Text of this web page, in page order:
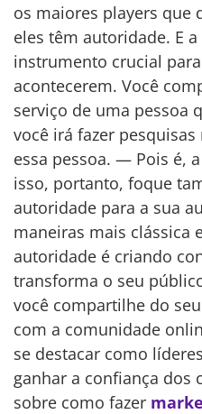
os maiores players que
eles têm autoridade. E
instrumento crucial
acontecerem. Você
serviço de uma pessoa
você irá fazer
essa pessoa. — Pois é,
isso, portanto, foque
autoridade para a sua
maneiras mais clássica
autoridade é criando
transforma o seu
você compartilhe do
com a comunidade
se destacar como
ganhar a confiança dos
sobre como fazer